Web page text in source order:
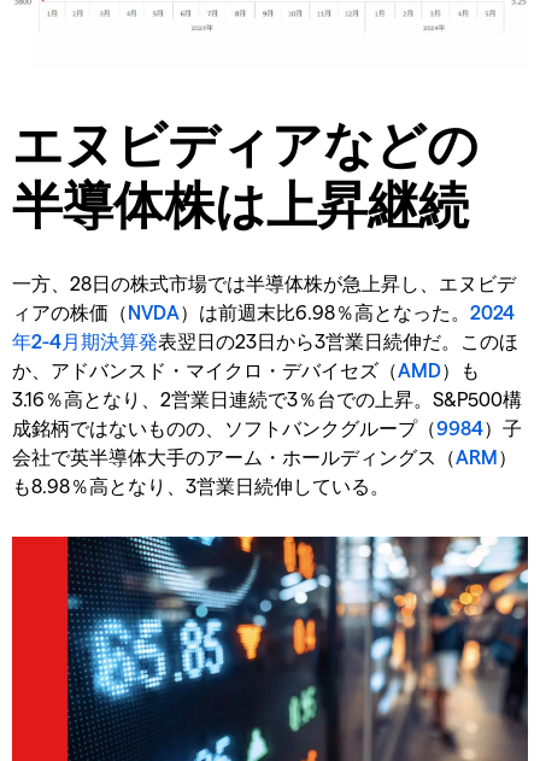
エヌビディアなどの
半導体株は上昇継続
一方、28日の株式市場では半導体株が急上昇し、エヌビデ
ィアの株価（NVDA）は前週末比6.98％高となった。 2024
年2-4月期決算発表翌日の23日から3営業日続伸だ。このほ
か、アドバンスド・マイクロ・デバイセズ（AMD）も
3.16％高となり、2営業日連続で3％台での上昇。S&P500構
成銘柄ではないものの、ソフトバンクグループ（9984）子
会社で英半導体大手のアーム・ホールディングス（ARM）
も8.98％高となり、3営業日続伸している。